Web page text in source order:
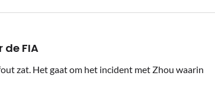
de FIA
zat. Het gaat om het incident met Zhou waarin